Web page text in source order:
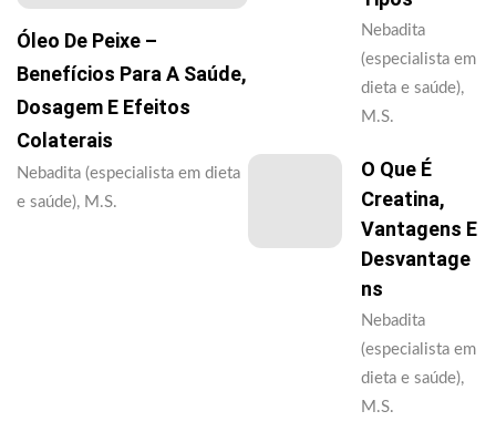
Óleo De Peixe –
Benefícios Para A Saúde,
Dosagem E Efeitos
Colaterais
Nebadita (especialista em dieta
e saúde), M.S.
Nebadita
(especialista em
dieta e saúde),
M.S.
O Que É
Creatina,
Vantagens E
Desvantage
Ns
Nebadita
(especialista em
dieta e saúde),
M.S.